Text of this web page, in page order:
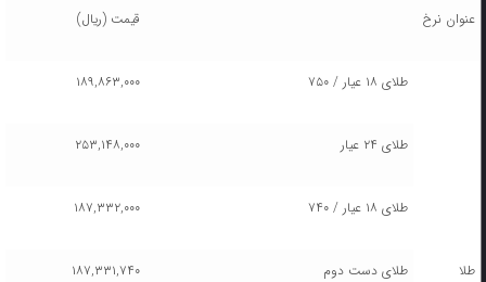
عنوان نرخ قیمت (ریال)
طلا
طلای ۱۸ عیار / ۷۵۰ ۱۸۹,۸۶۳,۰۰۰
طلای ۲۴ عیار ۲۵۳,۱۴۸,۰۰۰
طلای ۱۸ عیار / ۷۴۰ ۱۸۷,۳۳۲,۰۰۰
طلای دست دوم ۱۸۷,۳۳۱,۷۴۰